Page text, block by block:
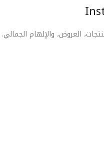
العروض، والإلهام الجمالي.